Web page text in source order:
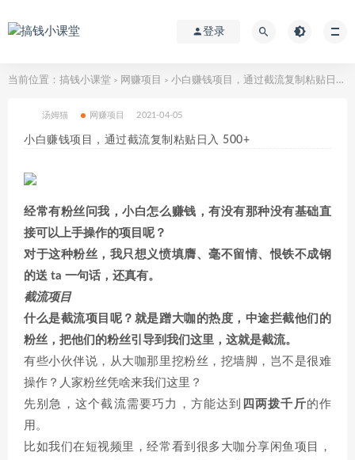
登录
当前位置： 搞钱小课堂 > 网赚项目 > 小白赚钱项目，通过截流复制粘贴日入 500+
汤姆猫 网赚项目 2021-04-05
小白赚钱项目，通过截流复制粘贴日入 500+
经常有粉丝问我，小白怎么赚钱，有没有那种没有基础直
接可以上手操作的项目呢？
对于这种粉丝，我只想义愤填膺、毫不留情、恨铁不成钢
的送 ta 一句话，还真有。
截流项目
什么是截流项目呢？就是蹭大咖的热度，中途拦截他们的
粉丝，把他们的粉丝引导到我们这里，这就是截流。
有些小伙伴说，从大咖那里挖粉丝，挖墙脚，岂不是很难
操作？人家粉丝凭啥来我们这里？
先别急，这个截流需要巧力，方能达到 四两拨千斤的作
用。
比如我们在短视频里，经常看到很多大咖分享闲鱼项目，